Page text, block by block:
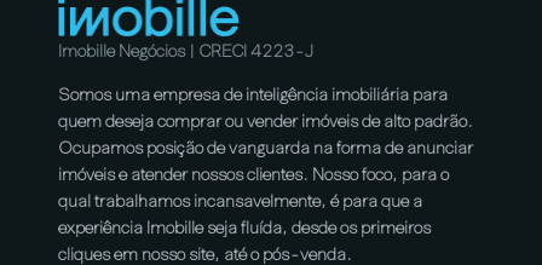
Imobille Negócios | CRECI 4223-J
Somos uma empresa de inteligência imobiliária para
quem deseja comprar ou vender imóveis de alto padrão.
Ocupamos posição de vanguarda na forma de anunciar
imóveis e atender nossos clientes. Nosso foco, para o
qual trabalhamos incansavelmente, é para que a
experiência Imobille seja fluída, desde os primeiros
cliques em nosso site, até o pós-venda.